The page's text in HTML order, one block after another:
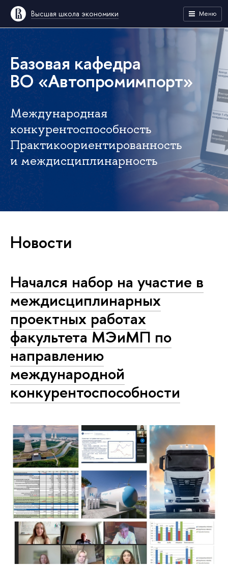
Высшая школа экономики Меню
Базовая кафедра
ВО «Автопромимпорт»
Международная
конкурентоспособность
Практикоориентированность
и междисциплинарность
Новости
Начался набор на участие в
междисциплинарных
проектных работах
факультета МЭиМП по
направлению
международной
конкурентоспособности